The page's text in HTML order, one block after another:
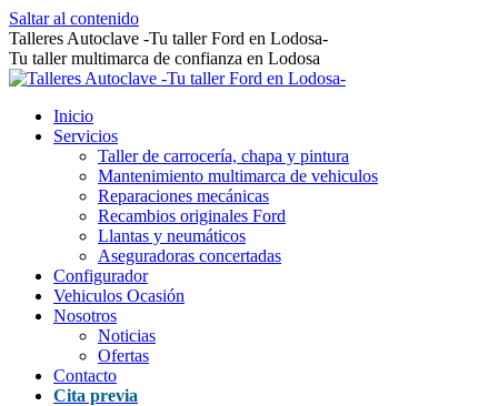
Saltar al contenido
Talleres Autoclave -Tu taller Ford en Lodosa-
Tu taller multimarca de confianza en Lodosa
Inicio
Servicios
Taller de carrocería, chapa y pintura
Mantenimiento multimarca de vehiculos
Reparaciones mecánicas
Recambios originales Ford
Llantas y neumáticos
Aseguradoras concertadas
Configurador
Vehiculos Ocasión
Nosotros
Noticias
Ofertas
Contacto
Cita previa